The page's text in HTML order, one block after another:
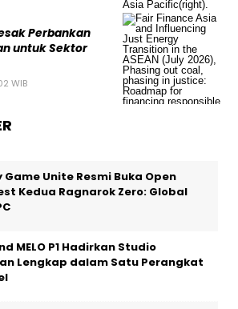
Perbankan
untuk Sektor
WIB
Game Unite Resmi Buka Open
Kedua Ragnarok Zero: Global
MELO P1 Hadirkan Studio
Lengkap dalam Satu Perangkat